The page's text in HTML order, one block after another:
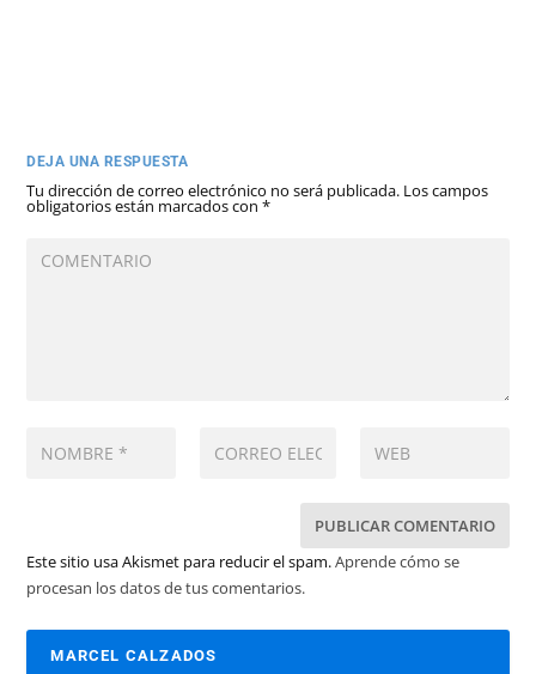
DEJA UNA RESPUESTA
Tu dirección de correo electrónico no será publicada. Los campos
obligatorios están marcados con*
Este sitio usa Akismet para reducir el spam.Aprende cómo se
procesan los datos de tus comentarios.
MARCEL CALZADOS